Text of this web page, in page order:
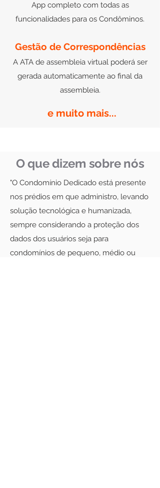
App completo com todas as
funcionalidades para os Condôminos.
Gestão de Correspondências
A ATA de assembleia virtual poderá ser
gerada automaticamente ao final da
assembleia.
e muito mais...
O que dizem sobre nós
"O Condomínio Dedicado está presente
nos prédios em que administro, levando
solução tecnológica e humanizada,
sempre considerando a proteção dos
dados dos usuários seja para
condomínios de pequeno, médio ou